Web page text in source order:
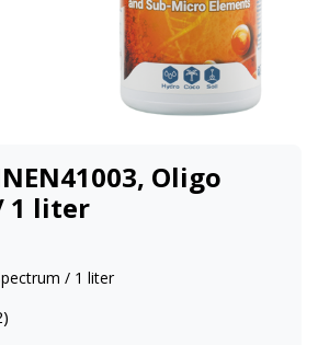
Oligo
1 liter
/ 1 liter